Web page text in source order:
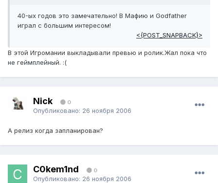
40-ых годов это замечательно! В Мафию и Godfather
играл с большим интересом!
<{POST_SNAPBACK}>
В этой Игромании выкладывали превью и ролик.Жал пока что
не геймплейный. :(
Nick 0
Опубликовано: 26 ноября 2006
А релиз когда запланирован?
C0kem1nd 0
Опубликовано: 26 ноября 2006